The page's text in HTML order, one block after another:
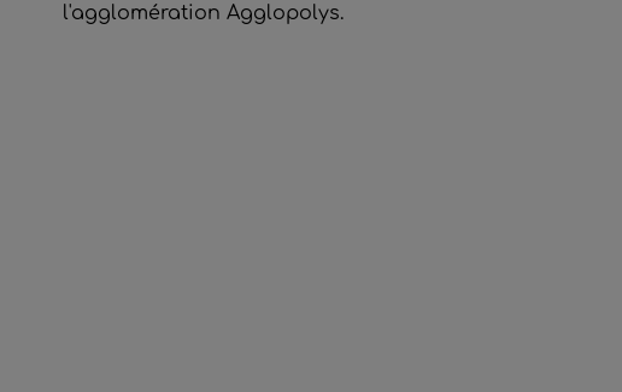
l'agglomération Agglopolys.